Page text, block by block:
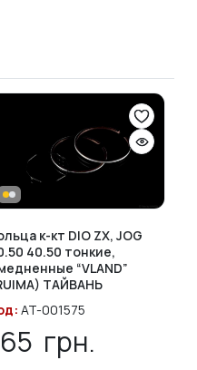
к-кт DIO ZX, JOG
40.50 тонкие,
“VLAND”
ТАЙВАНЬ
AT-001575
грн.